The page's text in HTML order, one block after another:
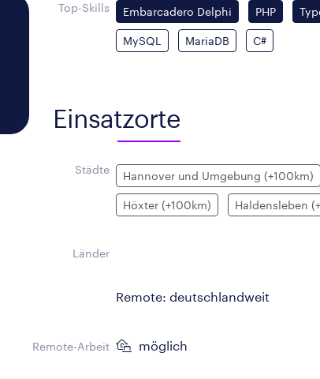
Top-Skills Embarcadero Delphi PHP
MySQL MariaDB C#
Einsatzorte
Städte Hannover und Umgebung (+100km)
Höxter (+100km) Haldensleben
Länder
Remote: deutschlandweit
Remote-Arbeit möglich